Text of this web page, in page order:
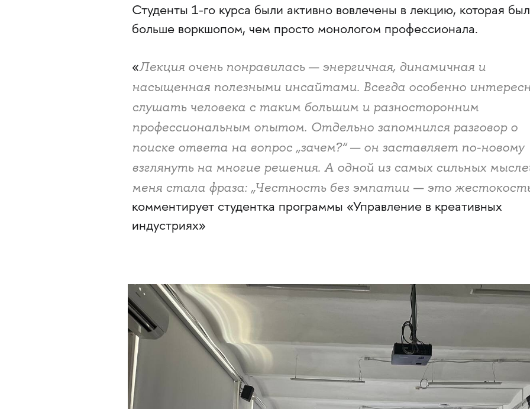
Студенты 1-го курса были активно вовлечены в лекцию, которая
больше воркшопом, чем просто монологом профессионала.
«Лекция очень понравилась — энергичная, динамичная и
насыщенная полезными инсайтами. Всегда особенно
слушать человека с таким большим и разносторонним
профессиональным опытом. Отдельно запомнился разговор о
поиске ответа на вопрос „зачем?“ — он заставляет по-новому
взглянуть на многие решения. А одной из самых сильных
меня стала фраза: „Честность без эмпатии — это
комментирует студентка программы «Управление в креативных
индустриях»